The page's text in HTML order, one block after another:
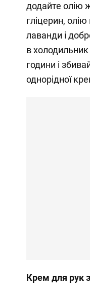
додайте олію
гліцерин, олію
лаванди і
в холодильник
години і
однорідної
Крем для рук